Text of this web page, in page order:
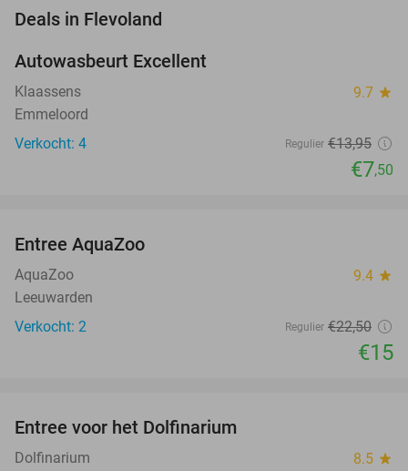
Deals in Flevoland
TODAY
Autowasbeurt Excellent
Klaassens 9.7 star
Emmeloord
Verkocht: 4
Regulier €13,95
€7,50
TODAY
Entree AquaZoo
AquaZoo 9.4 star
Leeuwarden
Verkocht: 2
Regulier €22,50
€15
Entree voor het Dolfinarium
Dolfinarium 8.5 star